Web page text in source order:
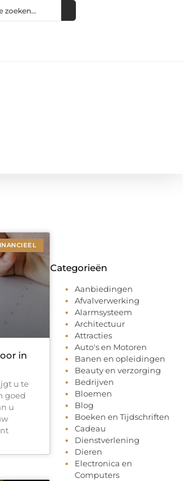
in
u te
goed
u
Categorieën
Aanbiedingen
Afvalverwerking
Alarmsysteem
Architectuur
Attracties
Auto's en Motoren
Banen en opleidingen
Beauty en verzorging
Bedrijven
Bloemen
Blog
Boeken en Tijdschriften
Cadeau
Dienstverlening
Dieren
Electronica en
Computers